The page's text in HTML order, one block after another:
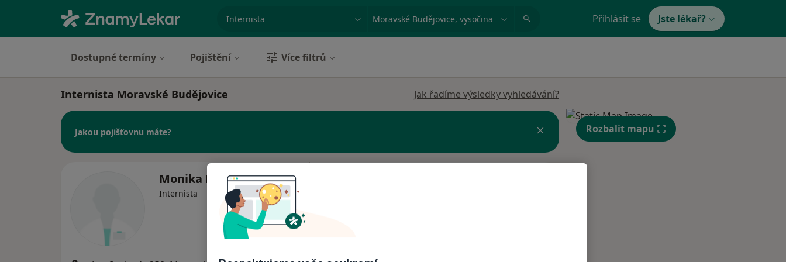
Město nebo region Přihlásit se Jste lékař?
Dostupné termíny Pojištění Více filtrů
Internista Moravské Budějovice Jak řadíme výsledky vyhledávání?
Jakou pojišťovnu máte?
Monika Růžičková
Internista
Rozbalit mapu